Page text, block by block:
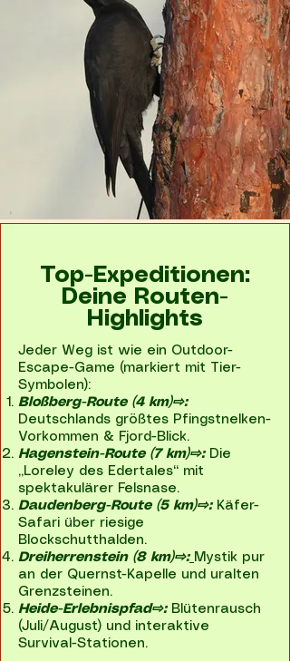
Top-Expeditionen:
Deine Routen-
Highlights
Jeder Weg ist wie ein Outdoor-
Escape-Game (markiert mit Tier-
Symbolen):
Bloßberg-Route (4 km)⇨:
Deutschlands größtes Pfingstnelken-
Vorkommen & Fjord-Blick.
Hagenstein-Route (7 km)⇨:Die
„Loreley des Edertales“ mit
spektakulärer Felsnase.
Daudenberg-Route (5 km)⇨:Käfer-
Safari über riesige
Blockschutthalden.
Dreiherrenstein (8 km)⇨: Mystik pur
an der Quernst-Kapelle und uralten
Grenzsteinen.
Heide-Erlebnispfad⇨: Blütenrausch
(Juli/August) und interaktive
Survival-Stationen.